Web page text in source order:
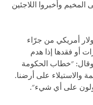
وأخبروا اللاجئين
بحوالي 30 ألف دولار أمريكي من جرّاء
أو فقدها إذا هدم
وقال: "خطاب الحكومة
والاستيلاء على أرضنا.
على أي شيء".